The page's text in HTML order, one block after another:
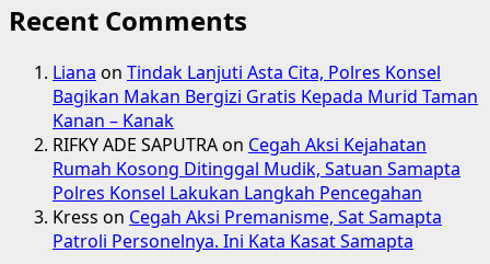
Recent Comments
Liana on Tindak Lanjuti Asta Cita, Polres Konsel
Bagikan Makan Bergizi Gratis Kepada Murid Taman
Kanan – Kanak
RIFKY ADE SAPUTRAon Cegah Aksi Kejahatan
Rumah Kosong Ditinggal Mudik, Satuan Samapta
Polres Konsel Lakukan Langkah Pencegahan
Kress on Cegah Aksi Premanisme, Sat Samapta
Patroli Personelnya. Ini Kata Kasat Samapta